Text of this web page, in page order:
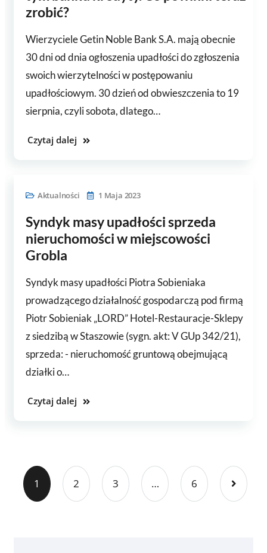
zrobić?
Wierzyciele Getin Noble Bank S.A. mają obecnie
30 dni od dnia ogłoszenia upadłości do zgłoszenia
swoich wierzytelności w postępowaniu
upadłościowym. 30 dzień od obwieszczenia to 19
sierpnia, czyli sobota, dlatego…
Czytaj dalej
Aktualności 1 Maja 2023
Syndyk masy upadłości sprzeda
nieruchomości w miejscowości
Grobla
Syndyk masy upadłości Piotra Sobieniaka
prowadzącego działalność gospodarczą pod firmą
Piotr Sobieniak „LORD” Hotel-Restauracje-Sklepy
z siedzibą w Staszowie (sygn. akt: V GUp 342/21),
sprzeda: - nieruchomość gruntową obejmującą
działki o…
Czytaj dalej
1 2 3 … 6